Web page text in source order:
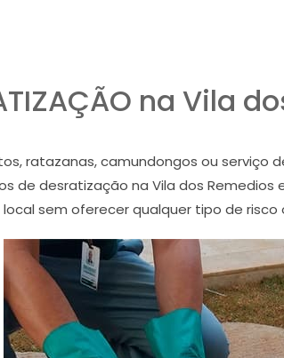
na Vila
ratazanas, camundongos ou serviço
de desratização na Vila dos
sem oferecer qualquer tipo de risco